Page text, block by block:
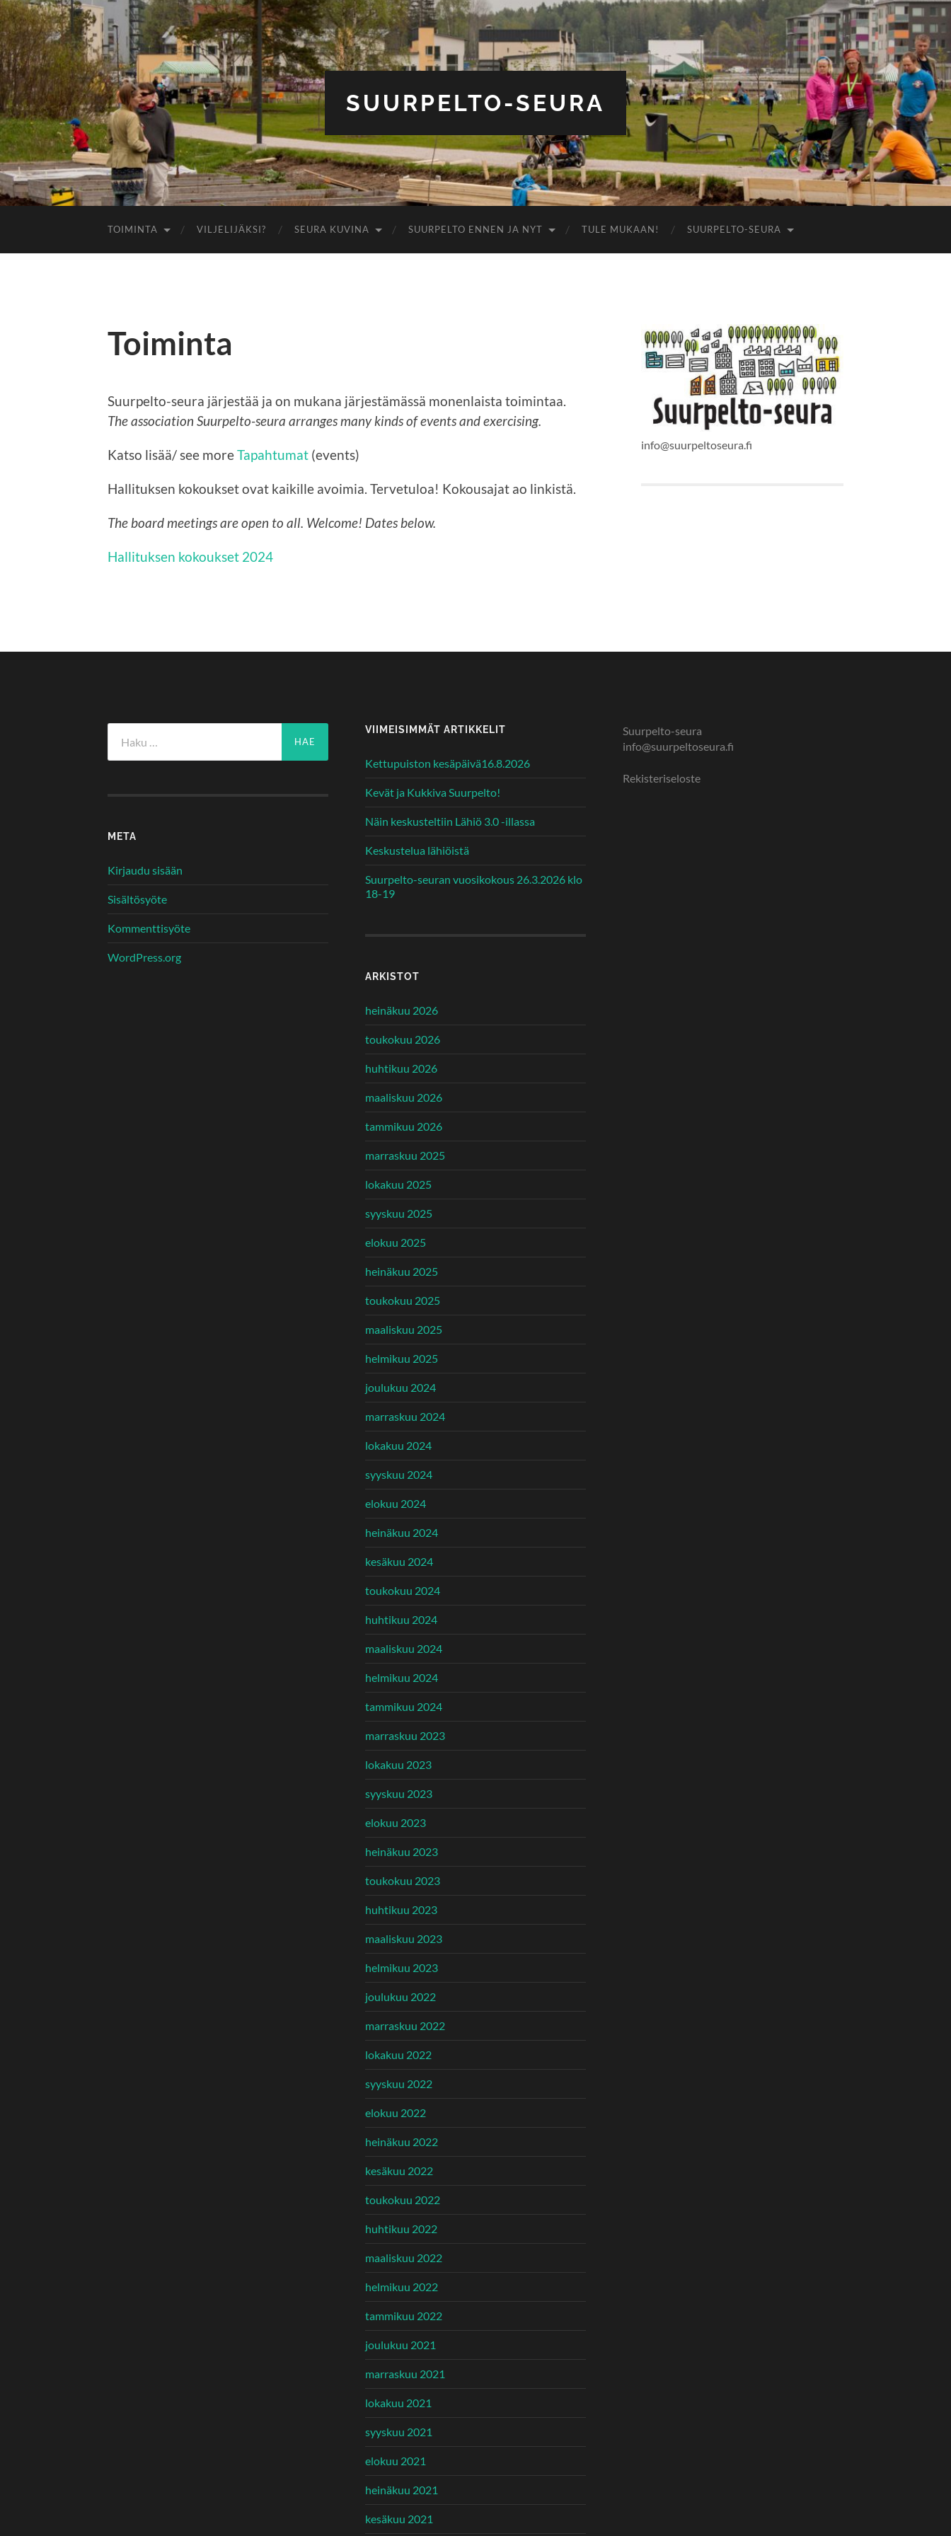
SUURPELTO-SEURA
TOIMINTA VILJELIJÄKSI? SEURA KUVINA SUURPELTO ENNEN JA NYT TULE MUKAAN! SUURPELTO-SEURA
Toiminta
Suurpelto-seura järjestää ja on mukana järjestämässä monenlaista toimintaa.
The association Suurpelto-seura arranges many kinds of events and exercising.
Katso lisää/ see moreTapahtumat (events)
Hallituksen kokoukset ovat kaikille avoimia. Tervetuloa! Kokousajat ao linkistä.
The board meetings are open to all. Welcome! Dates below.
Hallituksen kokoukset 2024
info@suurpeltoseura.fi
META
Kirjaudu sisään
Sisältösyöte
Kommenttisyöte
WordPress.org
VIIMEISIMMÄT ARTIKKELIT
Kettupuiston kesäpäivä16.8.2026
Kevät ja Kukkiva Suurpelto!
Näin keskusteltiin Lähiö 3.0 -illassa
Keskustelua lähiöistä
Suurpelto-seuran vuosikokous 26.3.2026 klo
18-19
ARKISTOT
heinäkuu 2026
toukokuu 2026
huhtikuu 2026
maaliskuu 2026
tammikuu 2026
marraskuu 2025
lokakuu 2025
syyskuu 2025
elokuu 2025
heinäkuu 2025
toukokuu 2025
maaliskuu 2025
helmikuu 2025
joulukuu 2024
marraskuu 2024
lokakuu 2024
syyskuu 2024
elokuu 2024
heinäkuu 2024
kesäkuu 2024
toukokuu 2024
huhtikuu 2024
maaliskuu 2024
helmikuu 2024
tammikuu 2024
marraskuu 2023
lokakuu 2023
syyskuu 2023
elokuu 2023
heinäkuu 2023
toukokuu 2023
huhtikuu 2023
maaliskuu 2023
helmikuu 2023
joulukuu 2022
marraskuu 2022
lokakuu 2022
syyskuu 2022
elokuu 2022
heinäkuu 2022
kesäkuu 2022
toukokuu 2022
huhtikuu 2022
maaliskuu 2022
helmikuu 2022
tammikuu 2022
joulukuu 2021
marraskuu 2021
lokakuu 2021
syyskuu 2021
elokuu 2021
heinäkuu 2021
kesäkuu 2021
Suurpelto-seura
info@suurpeltoseura.fi
Rekisteriseloste